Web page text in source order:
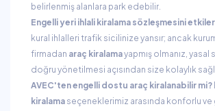
belirlenmiş alanlara park edebilir.
Engelli yeri ihlali kiralama sözleşmesini
kural ihlalleri trafik sicilinize yansır; ancak
firmadan araç kiralamayapmış olmanız, yasal
doğru yönetilmesi açısından size kolaylık
AVEC'ten engelli dostu araç kiralanabilir mi?
kiralama seçeneklerimiz arasında konforlu